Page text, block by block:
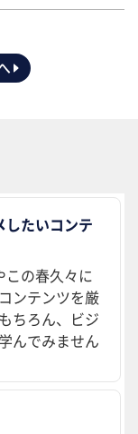
したいコンテ
この春久々に
ンテンツを厳
ちろん、ビジ
んでみません